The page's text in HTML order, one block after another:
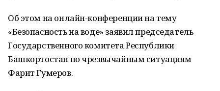
Об этом на онлайн-конференции на тему
«Безопасность на воде» заявил председатель
Государственного комитета Республики
Башкортостан по чрезвычайным ситуациям
Фарит Гумеров.